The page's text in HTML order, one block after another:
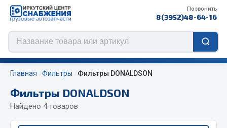
Позвонить
8(3952)48-64-16
Цепи противоскольжения
Главная Фильтры Фильтры DONALDSON
Фильтры DONALDSON
Найдено 4 товаров